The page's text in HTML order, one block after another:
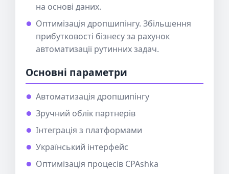
на основі даних.
Оптимізація дропшипінгу. Збільшення
прибутковості бізнесу за рахунок
автоматизації рутинних задач.
Основні параметри
Автоматизація дропшипінгу
Зручний облік партнерів
Інтеграція з платформами
Український інтерфейс
Оптимізація процесів CPAshka